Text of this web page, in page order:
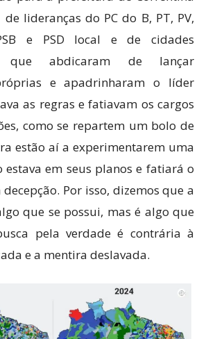
lideranças do PC do B, PT, PV,
e PSD local e de cidades
que abdicaram de lançar
e apadrinharam o líder
as regras e fatiavam os cargos
como se repartem um bolo de
estão aí a experimentarem uma
em seus planos e fatiará o
Por isso, dizemos que a
que se possui, mas é algo que
pela verdade é contrária à
e a mentira deslavada.